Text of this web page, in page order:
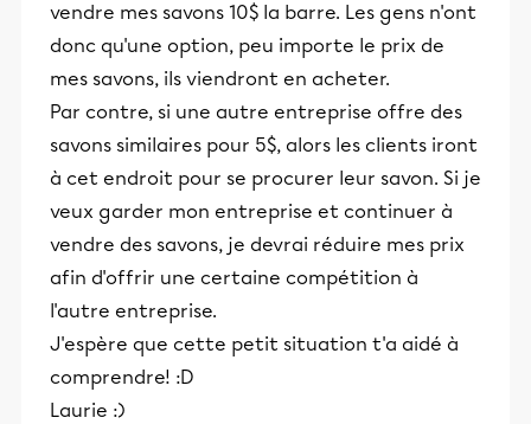
vendre mes savons 10$ la barre. Les gens n'ont
donc qu'une option, peu importe le prix de
mes savons, ils viendront en acheter.
Par contre, si une autre entreprise offre des
savons similaires pour 5$, alors les clients iront
à cet endroit pour se procurer leur savon. Si je
veux garder mon entreprise et continuer à
vendre des savons, je devrai réduire mes prix
afin d'offrir une certaine compétition à
l'autre entreprise.
J'espère que cette petit situation t'a aidé à
comprendre! :D
Laurie :)